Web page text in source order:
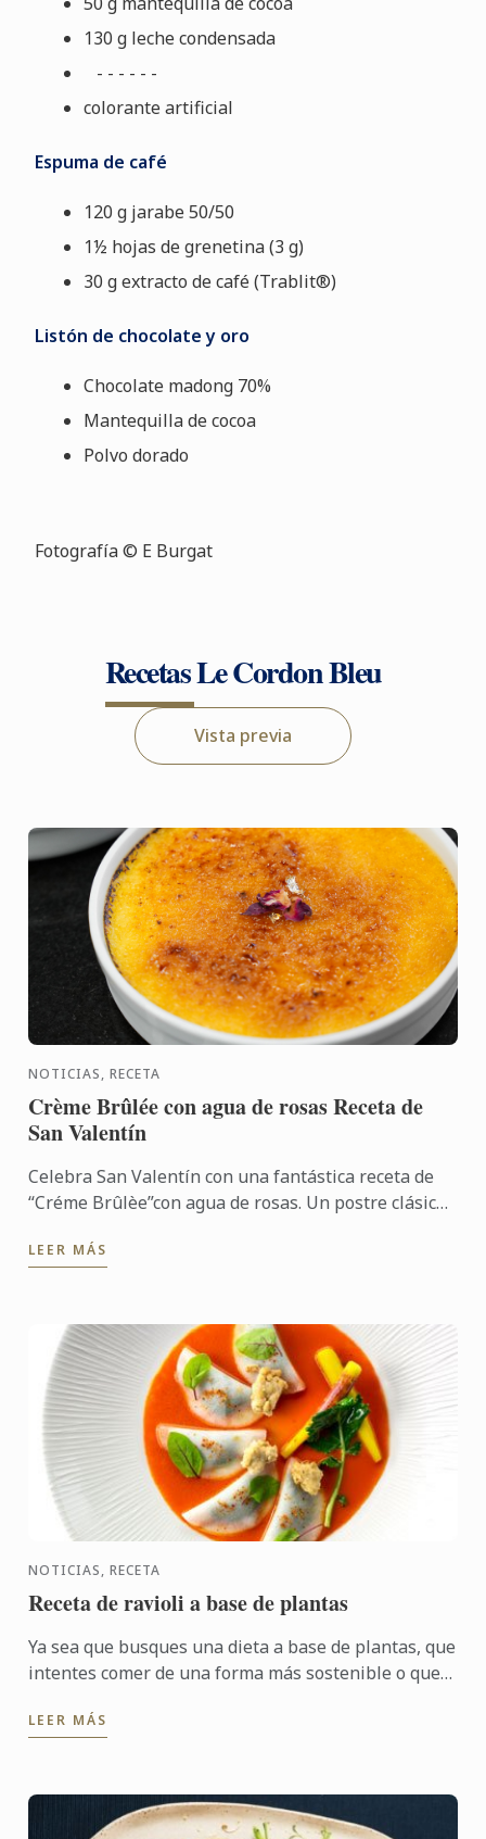
130 g leche condensada
- - - - - -
colorante artificial
Espuma de café
120 g jarabe 50/50
1½ hojas de grenetina (3 g)
30 g extracto de café (Trablit®)
Listón de chocolate y oro
Chocolate madong 70%
Mantequilla de cocoa
Polvo dorado
Fotografía © E Burgat
Recetas Le Cordon Bleu
Vista previa
NOTICIAS, RECETA
Crème Brûlée con agua de rosas Receta de
San Valentín
Celebra San Valentín con una fantástica receta de
“Créme Brûlèe”con agua de rosas. Un postre clásico
tu pareja ...
LEER MÁS
NOTICIAS, RECETA
Receta de ravioli a base de plantas
Ya sea que busques una dieta a base de plantas, que
intentes comer de una forma más sostenible o que
sabores que ...
LEER MÁS